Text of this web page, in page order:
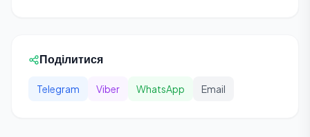
Поділитися
Telegram Viber WhatsApp Email